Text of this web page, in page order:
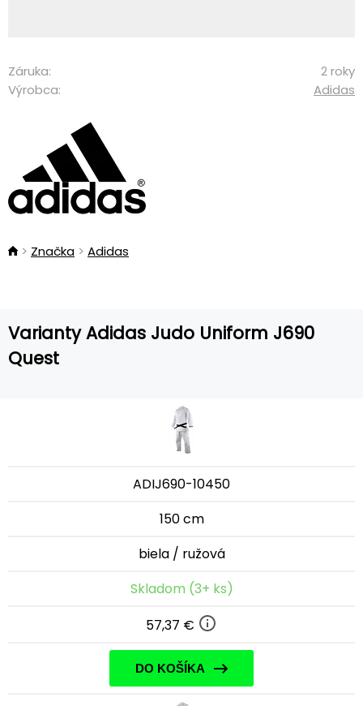
Záruka:
2 roky
Výrobca:
Adidas
Značka Adidas
Varianty Adidas Judo Uniform J690
Quest
ADIJ690-10450
150 cm
biela / ružová
Skladom (3+ ks)
57,37 €
DO KOŠÍKA